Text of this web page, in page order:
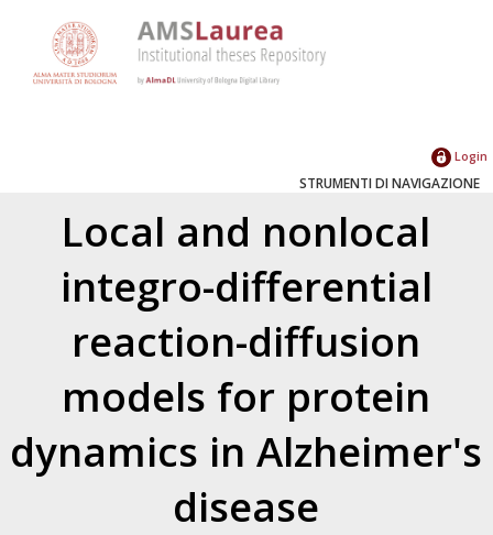
Login
STRUMENTI DI NAVIGAZIONE
Local and nonlocal
integro-differential
reaction-diffusion
models for protein
dynamics in Alzheimer's
disease